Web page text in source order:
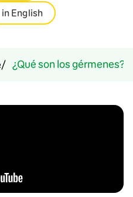
in English
¿Qué son los gérmenes?